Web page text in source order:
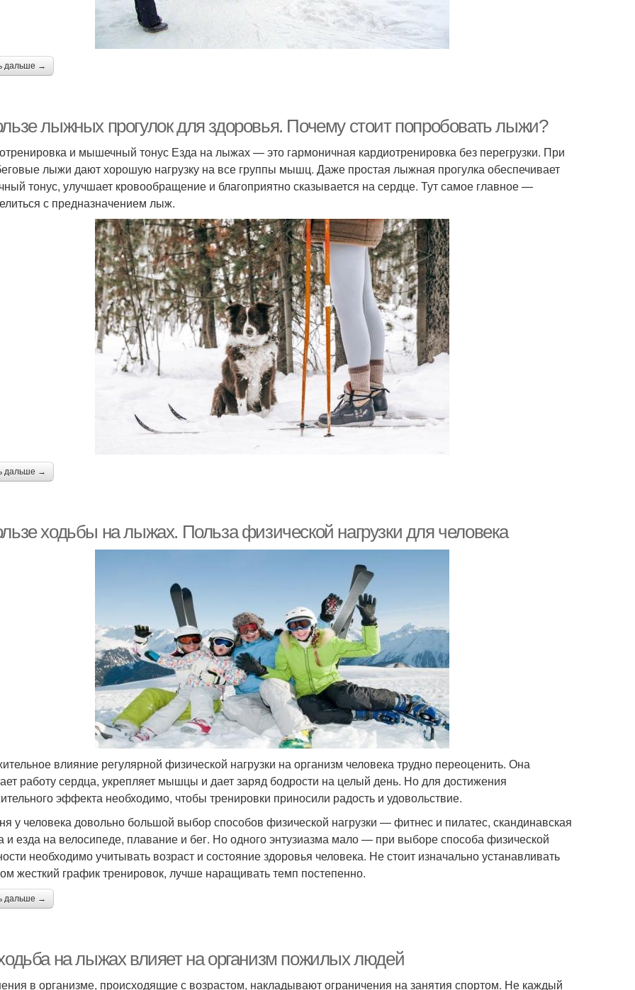
дальше →
лыжных прогулок для здоровья. Почему стоит попробовать лыжи?
и мышечный тонус Езда на лыжах — это гармоничная кардиотренировка без перегрузки. При
лыжи дают хорошую нагрузку на все группы мышц. Даже простая лыжная прогулка обеспечивает
тонус, улучшает кровообращение и благоприятно сказывается на сердце. Тут самое главное —
с предназначением лыж.
дальше →
ходьбы на лыжах. Польза физической нагрузки для человека
влияние регулярной физической нагрузки на организм человека трудно переоценить. Она
работу сердца, укрепляет мышцы и дает заряд бодрости на целый день. Но для достижения
эффекта необходимо, чтобы тренировки приносили радость и удовольствие.
у человека довольно большой выбор способов физической нагрузки — фитнес и пилатес, скандинавская
и езда на велосипеде, плавание и бег. Но одного энтузиазма мало — при выборе способа физической
необходимо учитывать возраст и состояние здоровья человека. Не стоит изначально устанавливать
жесткий график тренировок, лучше наращивать темп постепенно.
дальше →
на лыжах влияет на организм пожилых людей
в организме, происходящие с возрастом, накладывают ограничения на занятия спортом. Не каждый